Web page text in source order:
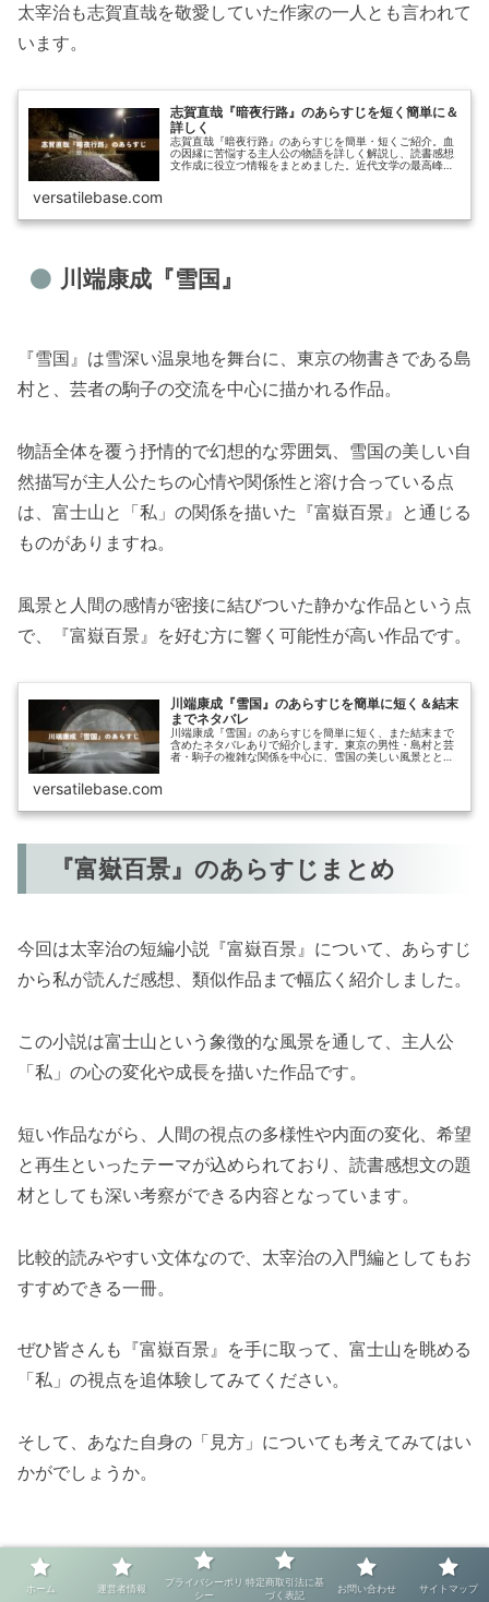
太宰治も志賀直哉を敬愛していた作家の一人とも言われて
います。
志賀直哉『暗夜行路』のあらすじを短く簡単に＆
詳しく
志賀直哉『暗夜行路』のあらすじを簡単・短くご紹介。血
の因縁に苦悩する主人公の物語を詳しく解説し、読書感想
文作成に役立つ情報をまとめました。近代文学の最高峰と
versatilebase.com
川端康成『雪国』
『雪国』は雪深い温泉地を舞台に、東京の物書きである島
村と、芸者の駒子の交流を中心に描かれる作品。
物語全体を覆う抒情的で幻想的な雰囲気、雪国の美しい自
然描写が主人公たちの心情や関係性と溶け合っている点
は、富士山と「私」の関係を描いた『富嶽百景』と通じる
ものがありますね。
風景と人間の感情が密接に結びついた静かな作品という点
で、『富嶽百景』を好む方に響く可能性が高い作品です。
川端康成『雪国』のあらすじを簡単に短く＆結末
までネタバレ
川端康成『雪国』のあらすじを簡単に短く、また結末まで
含めたネタバレありで紹介します。東京の男性・島村と芸
者・駒子の複雑な関係を中心に、雪国の美しい風景ととも
versatilebase.com
『富嶽百景』のあらすじまとめ
今回は太宰治の短編小説『富嶽百景』について、あらすじ
から私が読んだ感想、類似作品まで幅広く紹介しました。
この小説は富士山という象徴的な風景を通して、主人公
「私」の心の変化や成長を描いた作品です。
短い作品ながら、人間の視点の多様性や内面の変化、希望
と再生といったテーマが込められており、読書感想文の題
材としても深い考察ができる内容となっています。
比較的読みやすい文体なので、太宰治の入門編としてもお
すすめできる一冊。
ぜひ皆さんも『富嶽百景』を手に取って、富士山を眺める
「私」の視点を追体験してみてください。
そして、あなた自身の「見方」についても考えてみてはい
かがでしょうか。
ホーム 運営者情報
プライバシーポリ
シー
特定商取引法に基
づく表記
お問い合わせ サイトマップ